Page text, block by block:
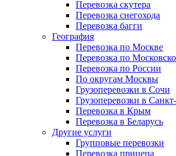
Перевозка скутера
Перевозка снегохода
Перевозка багги
География
Перевозка по Москве
Перевозка по
Перевозка по России
По округам Москвы
Грузоперевозки в Сочи
Грузоперевозки в
Перевозка в Крым
Перевозка в Беларусь
Другие услуги
Групповые перевозки
Перевозка прицепа